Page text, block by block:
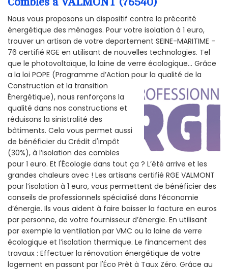
Nous vous proposons un dispositif contre la précarité
énergétique des ménages. Pour votre isolation à 1 euro,
trouver un artisan de votre departement SEINE-MARITIME -
76 certifié RGE en utilisant de nouvelles technologies. Tel
que le photovoltaïque, la laine de verre écologique... Grâce
a la loi POPE (Programme d’Action pour la qualité de la
Construction et la transition
Énergétique), nous renforçons la
qualité dans nos constructions et
réduisons la sinistralité des
bâtiments. Cela vous permet aussi
de bénéficier du Crédit d'impôt
(30%), à l’isolation des combles
pour 1 euro. Et l'Écologie dans tout ça ? L’été arrive et les
grandes chaleurs avec ! Les artisans certifié RGE VALMONT
pour l’isolation à 1 euro, vous permettent de bénéficier des
conseils de professionnels spécialisé dans l’économie
d’énergie. Ils vous aident à faire baisser la facture en euros
par personne, de votre fournisseur d’énergie. En utilisant
par exemple la ventilation par VMC ou la laine de verre
écologique et l’isolation thermique. Le financement des
travaux : Effectuer la rénovation énergétique de votre
logement en passant par l'Éco Prêt à Taux Zéro. Grâce au